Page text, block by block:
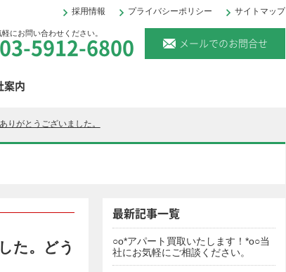
採用情報 プライバシーポリシー サイトマップ
軽にお問い合わせください。
03-5912-6800 メールでのお問合せ
案内
りがとうございました。
た。どう
最新記事一覧
○o*アパート買取いたします！*o○当
社にお気軽にご相談ください。